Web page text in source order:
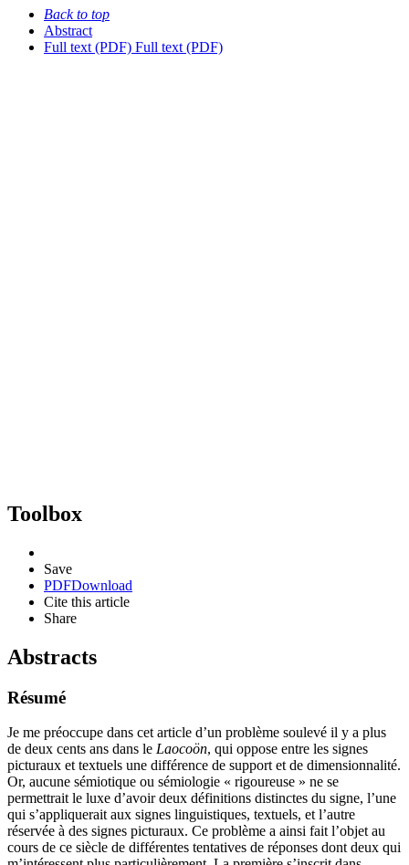
Back to top
Abstract
Full text (PDF) Full text (PDF)
Toolbox
Save
PDFDownload
Cite this article
Share
Abstracts
Résumé
Je me préoccupe dans cet article d’un problème soulevé il y a plus
de deux cents ans dans le Laocoön, qui oppose entre les signes
picturaux et textuels une différence de support et de dimensionnalité.
Or, aucune sémiotique ou sémiologie « rigoureuse » ne se
permettrait le luxe d’avoir deux définitions distinctes du signe, l’une
qui s’appliquerait aux signes linguistiques, textuels, et l’autre
réservée à des signes picturaux. Ce problème a ainsi fait l’objet au
cours de ce siècle de différentes tentatives de réponses dont deux qui